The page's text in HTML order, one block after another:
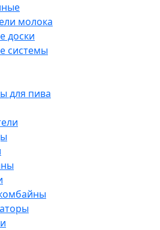
молока
доски
системы
для пива